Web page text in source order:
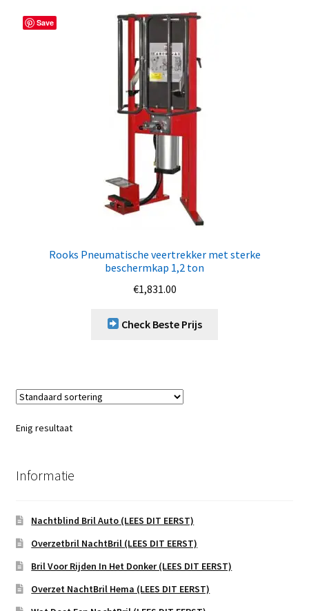
Save
Rooks Pneumatische veertrekker met sterke
beschermkap 1,2 ton
€1,831.00
Check Beste Prijs
Enig resultaat
Informatie
Nachtblind Bril Auto (LEES DIT EERST)
Overzetbril NachtBril (LEES DIT EERST)
Bril Voor Rijden In Het Donker (LEES DIT EERST)
Overzet NachtBril Hema (LEES DIT EERST)